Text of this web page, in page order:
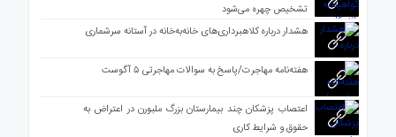
تشخیص چهره می‌شود
هشدار درباره کلاهبرداری‌های خانه‌به‌خانه در آستانه سرشماری
هفته‌نامه مهاجرت/پاسخ به سوالات مهاجرتی ۵ آگوست
اعتصاب پزشکان چند بیمارستان بزرگ ملبورن در اعتراض به
حقوق و شرایط کاری